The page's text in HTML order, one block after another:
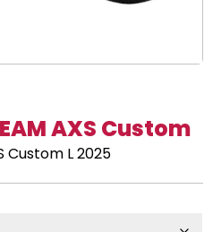
AXS Custom
Custom L 2025